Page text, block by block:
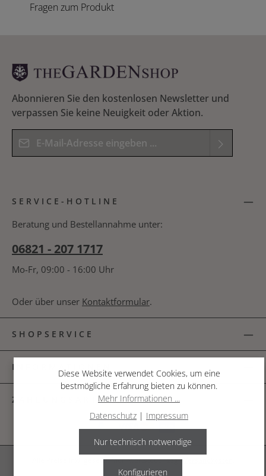
Fragen zum Produkt
Abonnieren Sie den kostenlosen Newsletter und
verpassen Sie keine Neuigkeit oder Aktion.
E-Mail-Adresse*
Kenntnis genommen und die
Bitte geben Sie das Ergebnis der Gleichung in das
SERVICE-HOTLINE
Beratung und Bestellannahme unter:
06821 - 207 1717
Mo-Fr, 09:00 - 16:00 Uhr
Oder über unser Kontaktformular.
SHOPSERVICE
INFORMATIONEN
ZAHLUNGSARTEN
Alle Preise inkl. gesetzl. Mehrwertsteuer zzgl.
Diese Website verwendet Cookies, um eine
bestmögliche Erfahrung bieten zu können.
Mehr Informationen ...
Datenschutz | Impressum
Nur technisch notwendige
Konfigurieren